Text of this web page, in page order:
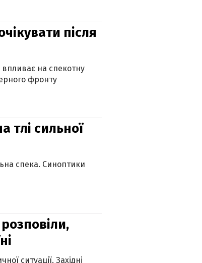
після
на спекотну
фронту
тлі сильної
спека. Синоптики
ситуації. Західні